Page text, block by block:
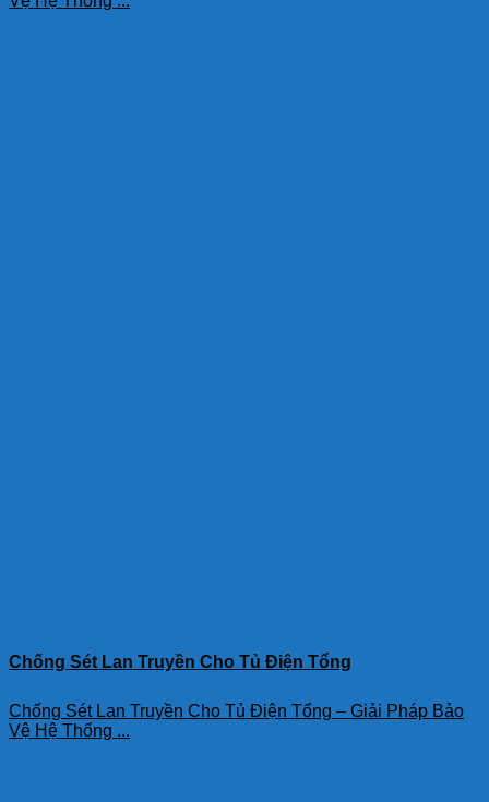
Chống Sét Lan Truyền Cho Tủ Điện Tổng
Chống Sét Lan Truyền Cho Tủ Điện Tổng – Giải Pháp Bảo
Vệ Hệ Thống ...